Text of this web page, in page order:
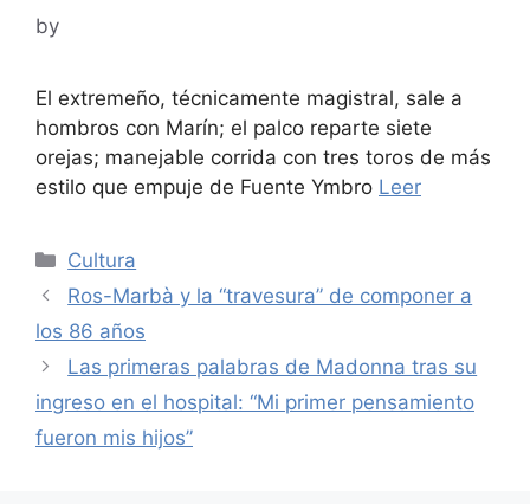
by
El extremeño, técnicamente magistral, sale a
hombros con Marín; el palco reparte siete
orejas; manejable corrida con tres toros de más
estilo que empuje de Fuente Ymbro Leer
Categories
Cultura
Ros-Marbà y la “travesura” de componer a
los 86 años
Las primeras palabras de Madonna tras su
ingreso en el hospital: “Mi primer pensamiento
fueron mis hijos”